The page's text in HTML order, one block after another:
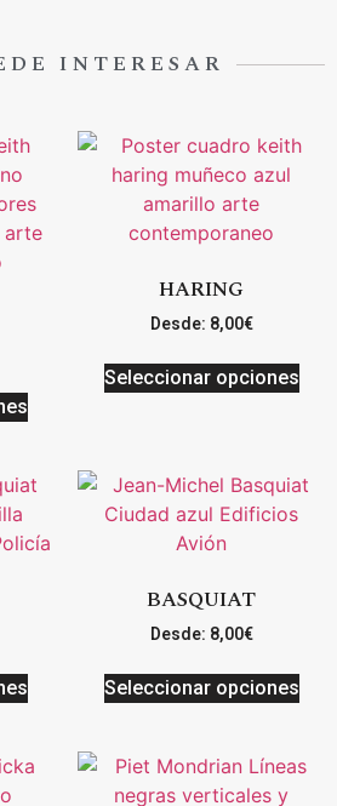
INTERESAR
HARING
Desde: 8,00€
Seleccionar opciones
BASQUIAT
Desde: 8,00€
Seleccionar opciones